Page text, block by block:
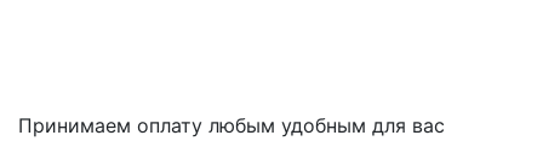
Принимаем оплату любым удобным для вас